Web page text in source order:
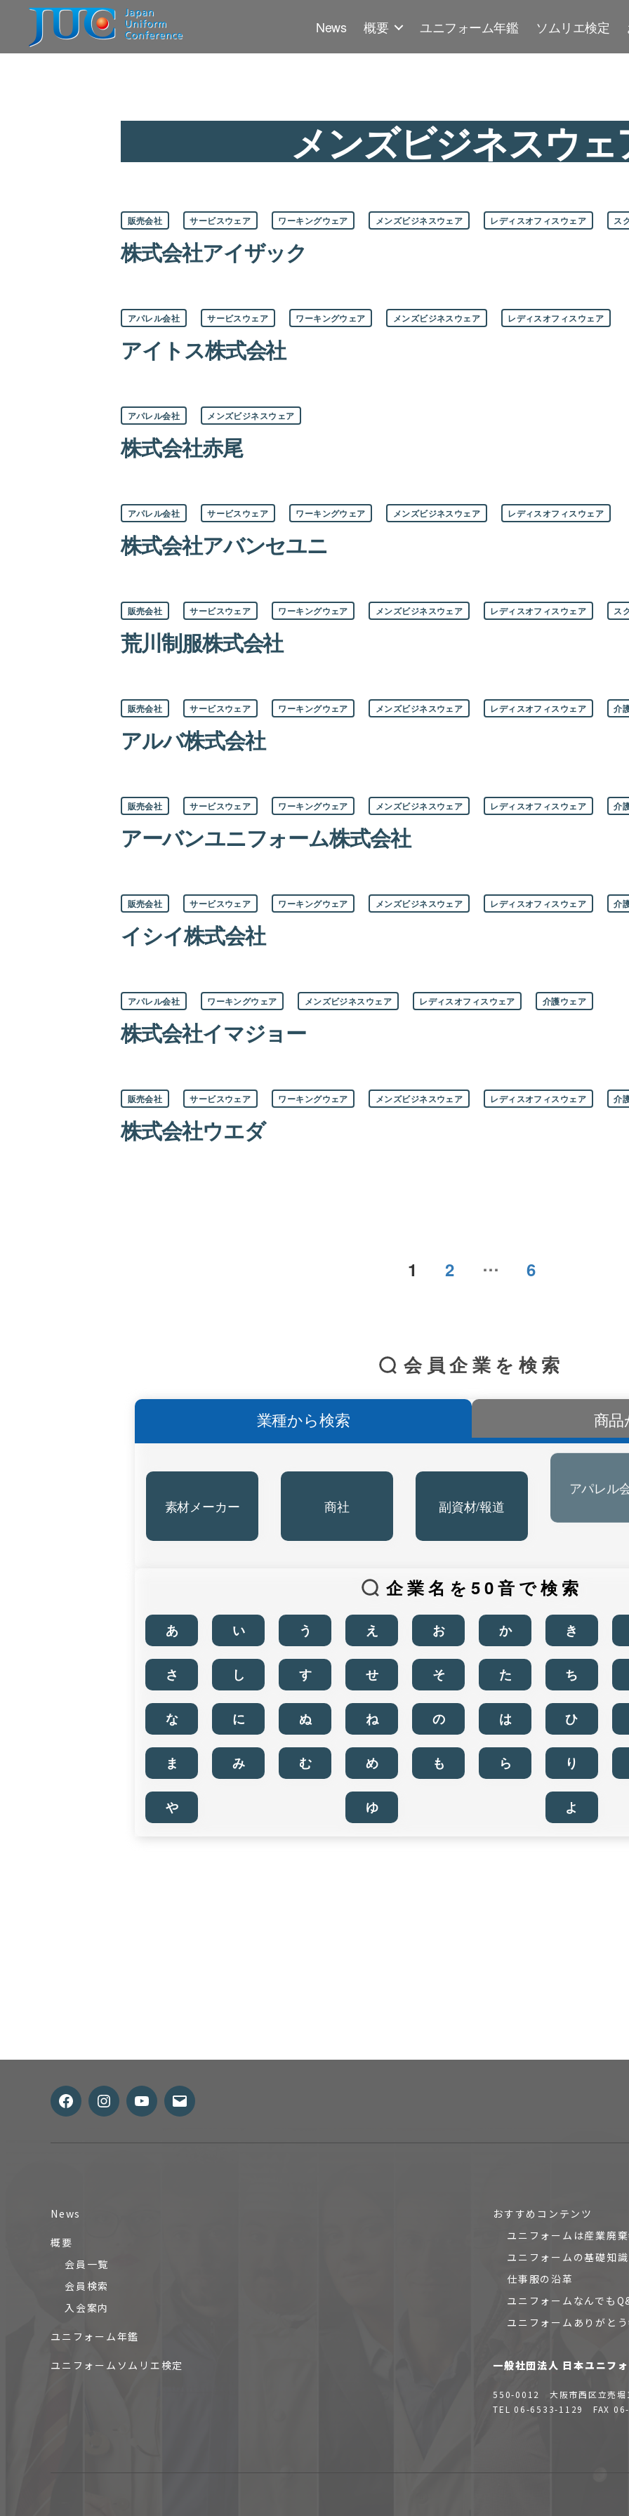
JAPAN
News 概要 ユニフォーム年鑑 ソムリエ検定
メンズビジネスウェ
カ
テ
ゴ
リ
ー
販売会社 サービスウェア ワーキングウェア メンズビジネスウェア レディスオフィスウェア ス
株式会社アイザック
カ
テ
ゴ
リ
ー
アパレル会社 サービスウェア ワーキングウェア メンズビジネスウェア レディスオフィスウェア
アイトス株式会社
カ
テ
ゴ
リ
ー
アパレル会社 メンズビジネスウェア
株式会社赤尾
カ
テ
ゴ
リ
ー
アパレル会社 サービスウェア ワーキングウェア メンズビジネスウェア レディスオフィスウェア
株式会社アバンセユニ
カ
テ
ゴ
リ
ー
販売会社 サービスウェア ワーキングウェア メンズビジネスウェア レディスオフィスウェア ス
荒川制服株式会社
カ
テ
ゴ
リ
ー
販売会社 サービスウェア ワーキングウェア メンズビジネスウェア レディスオフィスウェア 介
アルバ株式会社
カ
テ
ゴ
リ
ー
販売会社 サービスウェア ワーキングウェア メンズビジネスウェア レディスオフィスウェア 介
アーバンユニフォーム株式会社
カ
テ
ゴ
ー
販売会社 サービスウェア ワーキングウェア メンズビジネスウェア レディスオフィスウェア 介
イシイ株式会社
カ
テ
ゴ
リ
ー
アパレル会社 ワーキングウェア メンズビジネスウェア レディスオフィスウェア 介護ウェア
株式会社イマジョー
カ
テ
ゴ
リ
ー
販売会社 サービスウェア ワーキングウェア メンズビジネスウェア レディスオフィスウェア 介
株式会社ウエダ
1 2 … 6
会員企業を検索
業種から検索
素材メーカー 商社 副資材/報道
商
企業名を50音で検索
あ い う え お か き
さ し す せ そ た ち
な に ぬ ね の は ひ
ま み む め も ら り
や ゆ よ
FacebookInstagramYoutubeメ
News
概要
会員一覧
会員検索
入会案内
ユニフォーム年鑑
ユニフォームソムリエ検定
おすすめコンテンツ
ユニフォームは産業廃
ユニフォームの基礎知識
仕事服の沿革
ユニフォームなんでも
ユニフォームありがと
一般社団法人 日本ユニフ
550-0012 大阪市西区立売
TEL 06-6533-1129 FAX